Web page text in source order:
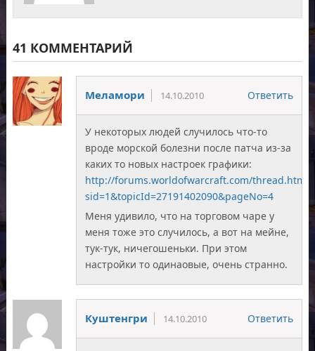
41 КОММЕНТАРИЙ
Меламори 14.10.2010 Ответить
У некоторых людей случилось что-то
вроде морской болезни после патча из-за
каких то новых настроек графики:
http://forums.worldofwarcraft.com/thread.html?
sid=1&topicId=27191402090&pageNo=4
Меня удивило, что на торговом чаре у
меня тоже это случилось, а вот на мейне,
тук-тук, ничегошеньки. При этом
настройки то одинаовые, очень странно.
Куштенгри 14.10.2010 Ответить